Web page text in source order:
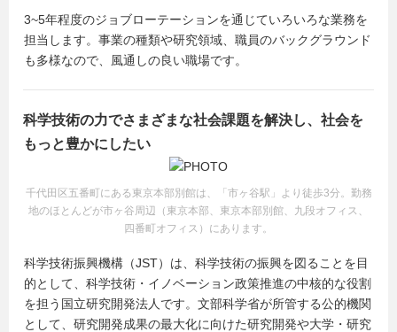
3~5年程度のジョブローテーションを通じていろいろな業務を
担当します。事業の種類や研究領域、職員のバックグラウンド
も多様なので、風通しの良い職場です。
科学技術の力でさまざまな社会課題を解決し、社会を
もっと豊かにしたい
千代田区五番町にある東京本部別館は、「市ヶ谷駅」より徒歩3分。勤務
地のほとんどが市ヶ谷周辺（東京本部、東京本部別館、九段オフィス、
四番町オフィス）にあります。
科学技術振興機構（JST）は、科学技術の振興を図ることを目
的として、科学技術・イノベーション政策推進の中核的な役割
を担う国立研究開発法人です。文部科学省が所管する公的機関
として、研究開発成果の最大化に向けた研究開発や大学・研究